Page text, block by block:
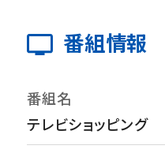
番組情報
番組名
テレビショッピング